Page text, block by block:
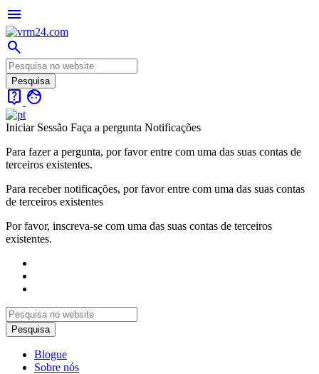
menu
search
live_help face
Iniciar Sessão Faça a pergunta Notificações
Para fazer a pergunta, por favor entre com uma das suas contas de
terceiros existentes.
Para receber notificações, por favor entre com uma das suas contas
de terceiros existentes
Por favor, inscreva-se com uma das suas contas de terceiros
existentes.
Blogue
Sobre nós